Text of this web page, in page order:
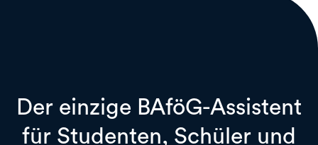
Der einzige BAföG-Assistent
für Studenten, Schüler und